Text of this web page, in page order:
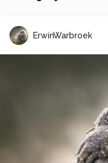
ErwinWarbroek